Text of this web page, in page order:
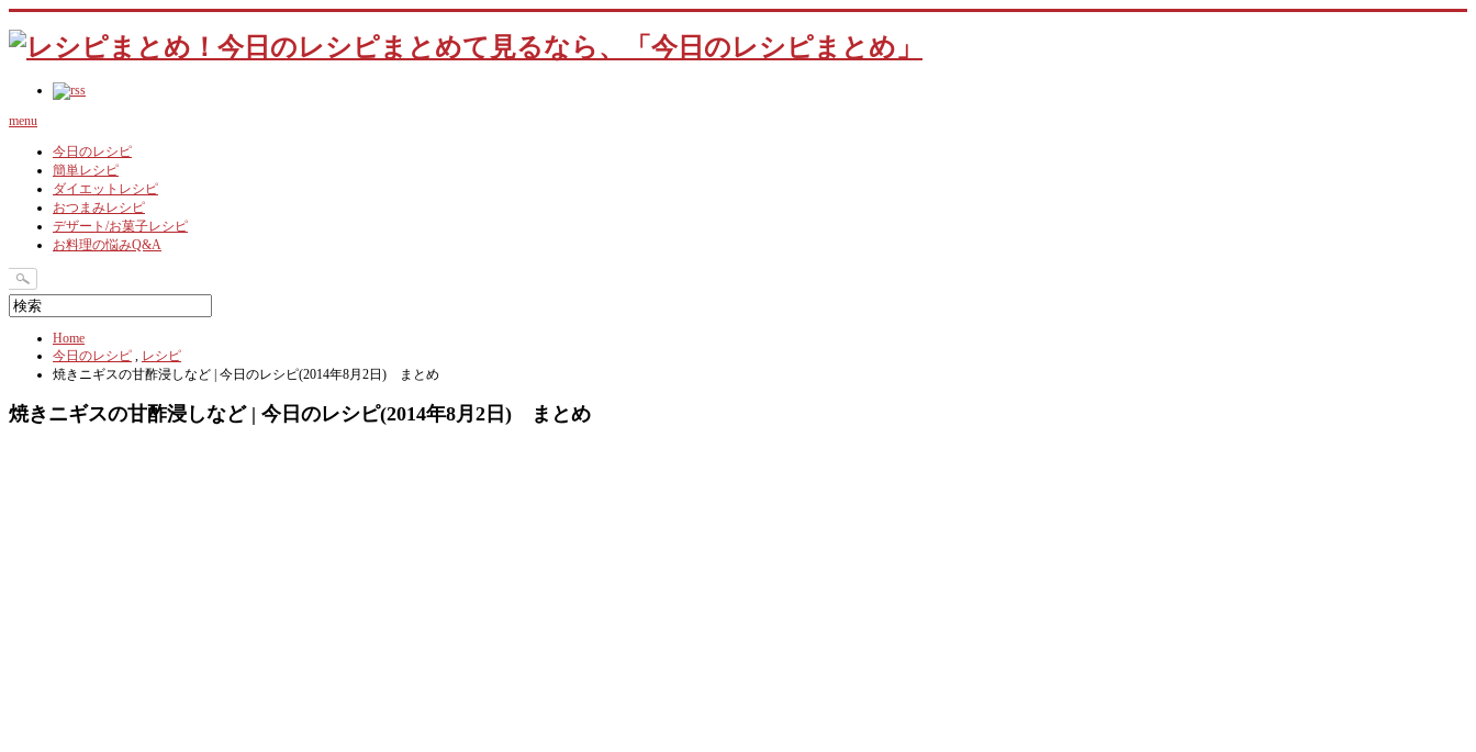
menu
今日のレシピ
簡単レシピ
ダイエットレシピ
おつまみレシピ
デザート/お菓子レシピ
お料理の悩みQ&A
Home
今日のレシピ , レシピ
焼きニギスの甘酢浸しなど | 今日のレシピ(2014年8月2日) まとめ
焼きニギスの甘酢浸しなど | 今日のレシピ(2014年8月2日) まとめ